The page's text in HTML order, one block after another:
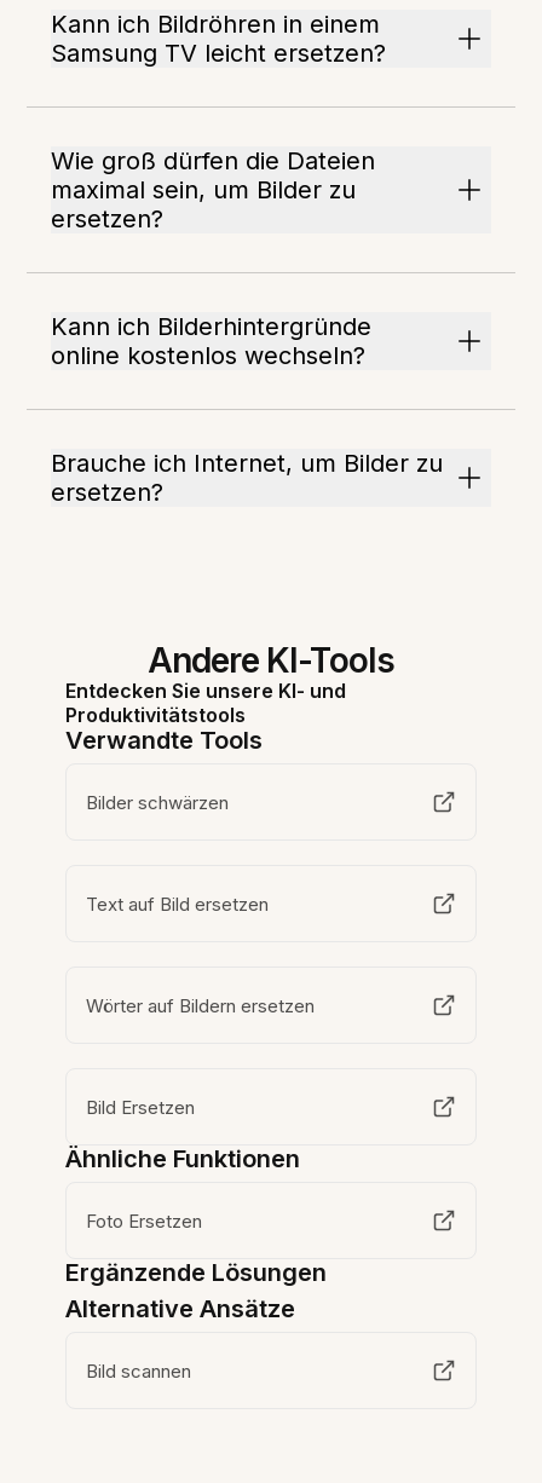
Kann ich Bildröhren in einem
Samsung TV leicht ersetzen?
Wie groß dürfen die Dateien
maximal sein, um Bilder zu
ersetzen?
Kann ich Bilderhintergründe
online kostenlos wechseln?
Brauche ich Internet, um Bilder zu
ersetzen?
Andere KI-Tools
Entdecken Sie unsere KI- und
Produktivitätstools
Verwandte Tools
Bilder schwärzen
Text auf Bild ersetzen
Wörter auf Bildern ersetzen
Bild Ersetzen
Ähnliche Funktionen
Foto Ersetzen
Ergänzende Lösungen
Alternative Ansätze
Bild scannen